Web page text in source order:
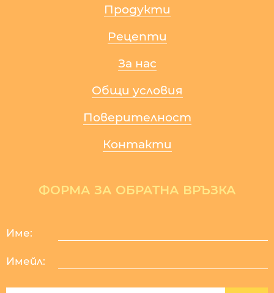
Продукти
Рецепти
За нас
Общи условия
Поверителност
Контакти
ФОРМА ЗА ОБРАТНА ВРЪЗКА
Име:
Имейл: